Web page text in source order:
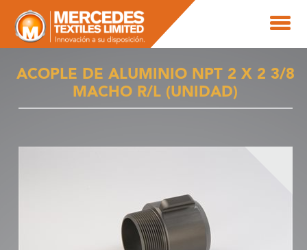
ACOPLE DE ALUMINIO NPT 2 X 2 3/8
MACHO R/L (UNIDAD)